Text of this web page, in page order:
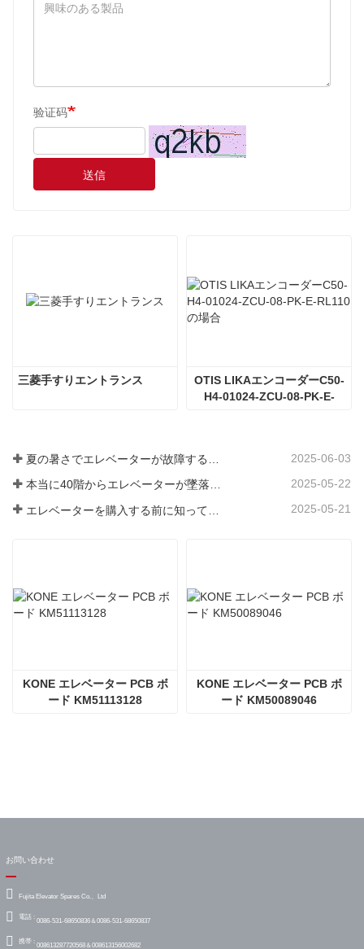
验证码
送信
三菱手すりエントランス
OTIS LIKAエンコーダーC50-
H4-01024-ZCU-08-PK-E-
2025-06-03
本当に40階からエレベーターが墜落したのか？ 2025-05-22
2025-05-21
KONE エレベーター PCB ボ
ード KM51113128
KONE エレベーター PCB ボ
ード KM50089046
お問い合わせ
Fujita Elevator Spares Co.、Ltd
電話 : 0086-531-68650836＆0086-531-68650837
携帯 : 008613287720568＆008613156002682